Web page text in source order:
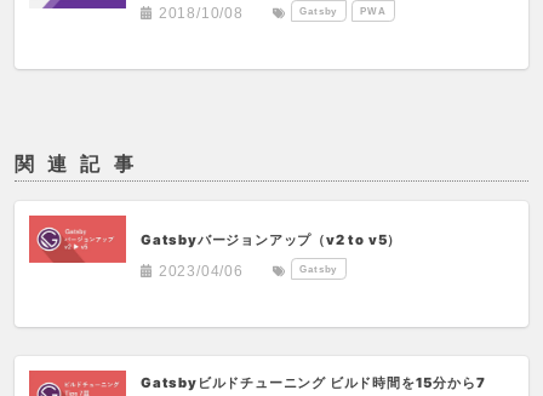
2018/10/08
Gatsby PWA
関連記事
Gatsbyバージョンアップ（v2 to v5）
2023/04/06
Gatsby
Gatsbyビルドチューニング ビルド時間を15分から7